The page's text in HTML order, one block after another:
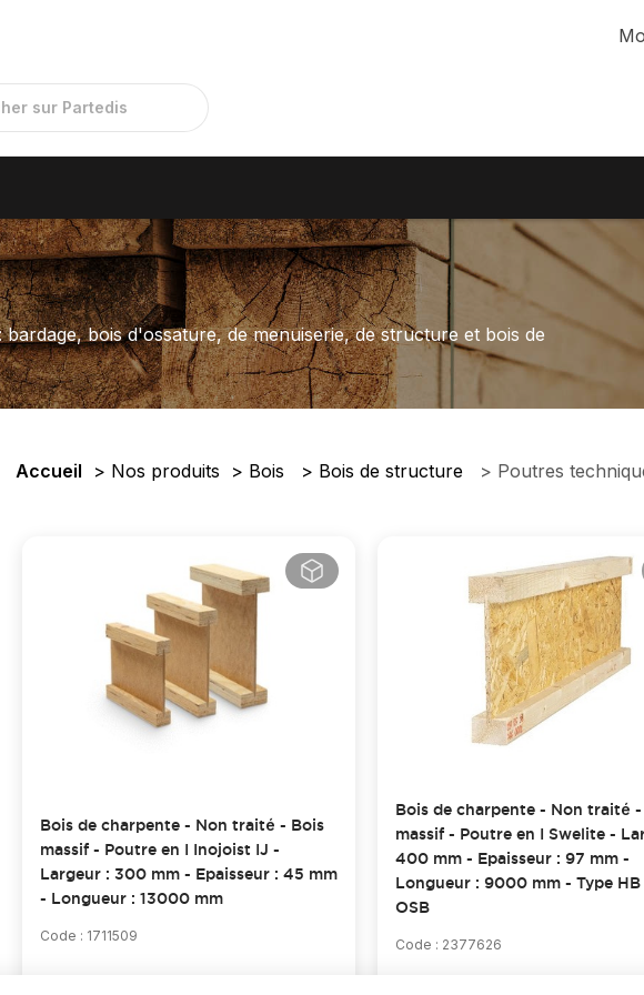
bois d'ossature, de menuiserie, de structure et bois de
Accueil Nos produits Bois Bois de structure Poutres
Bois de charpente - Non traité - Bois
massif - Poutre en I Inojoist IJ -
Largeur : 300 mm - Epaisseur : 45 mm
- Longueur : 13000 mm
Code : 1711509
Bois de charpente - Non traité -
massif - Poutre en I Swelite -
400 mm - Epaisseur : 97 mm -
Longueur : 9000 mm - Type HB
OSB
Code : 2377626